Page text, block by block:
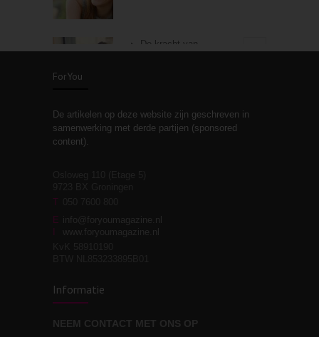
De kracht van
Stiefouderschap en
relaties
moeite!
ForYou
De artikelen op deze website zijn geschreven in
samenwerking met derde partijen (sponsored
content).
T
E info@foryoumagazine.nl
www.foryoumagazine.nl
Informatie
NEEM CONTACT MET ONS OP